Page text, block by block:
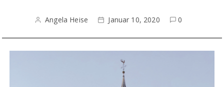
Angela Heise Januar 10, 2020 0